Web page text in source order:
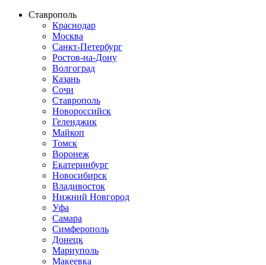
Ставрополь
Краснодар
Москва
Санкт-Петербург
Ростов-на-Дону
Волгоград
Казань
Сочи
Ставрополь
Новороссийск
Геленджик
Майкоп
Томск
Воронеж
Екатеринбург
Новосибирск
Владивосток
Нижний Новгород
Уфа
Самара
Симферополь
Донецк
Мариуполь
Макеевка